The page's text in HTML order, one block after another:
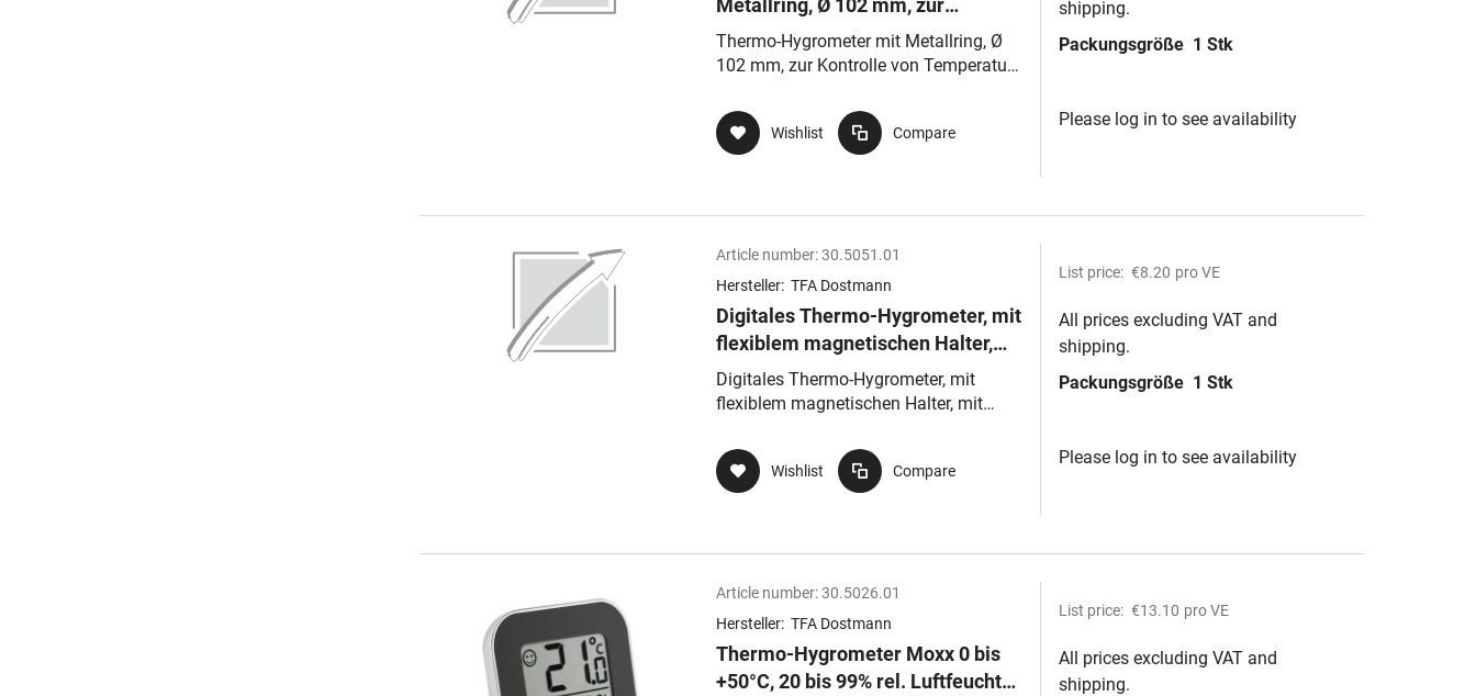
Metallring, Ø 102 mm, zur
Kontrolle von Temperatur und
Luftfeuchtigkeit
Thermo-Hygrometer mit Metallring, Ø
102 mm, zur Kontrolle von Temperatur
Wishlist Compare
shipping.
Packungsgröße 1 Stk
Please log in to see availability
Article number:30.5051.01
Hersteller: TFA Dostmann
Digitales Thermo-Hygrometer, mit
flexiblem magnetischen Halter,
mit Selbstklebefolie, schwarz
Digitales Thermo-Hygrometer, mit
flexiblem magnetischen Halter, mit
Wishlist Compare
List price: €8.20 pro VE
All prices excluding VAT and
shipping.
Packungsgröße 1 Stk
Please log in to see availability
Article number:30.5026.01
Hersteller: TFA Dostmann
Thermo-Hygrometer Moxx 0 bis
+50°C, 20 bis 99% rel. Luftfeuchte
List price: €13.10 pro VE
All prices excluding VAT and
shipping.